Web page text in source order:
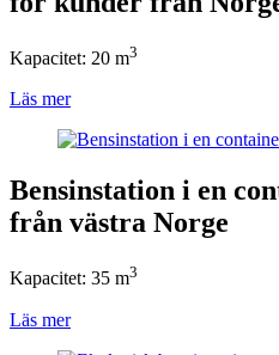
Kapacitet: 20 m3
Läs mer
Bensinstation i en
från västra Norge
Kapacitet: 35 m3
Läs mer